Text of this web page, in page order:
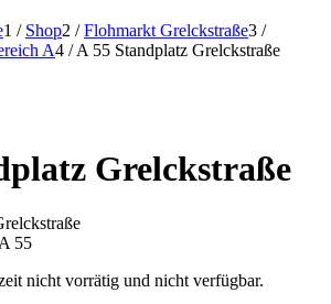
1 / Shop2 / Flohmarkt Grelckstraße3 /
A4 / A 55 Standplatz Grelckstraße
Grelckstraße
55
nicht vorrätig und nicht verfügbar.